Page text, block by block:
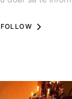
FOLLOW